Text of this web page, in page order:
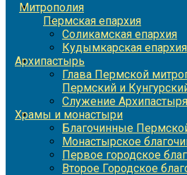
Митрополия
Пермская епархия
Соликамская епархия
Кудымкарская епархия
Архипастырь
Глава Пермской
Пермский и
Служение Архипастыря
Храмы и монастыри
Благочинные
Монастырское
Первое городское
Второе Городское